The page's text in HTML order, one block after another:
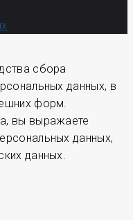
сбора
данных, в
форм.
вы выражаете
данных,
данных.